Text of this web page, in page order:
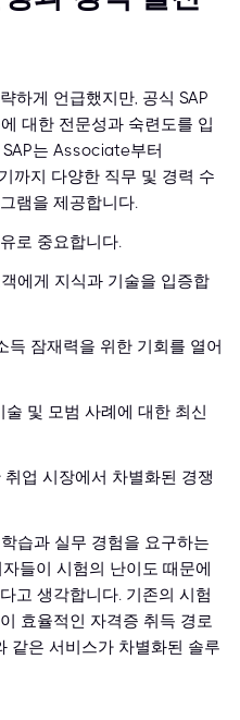
하게 언급했지만, 공식 SAP
대한 전문성과 숙련도를 입
는 Associate부터
까지 다양한 직무 및 경력 수
램을 제공합니다.
로 중요합니다.
에게 지식과 기술을 입증합
득 잠재력을 위한 기회를 열어
술 및 모범 사례에 대한 최신
업 시장에서 차별화된 경쟁
습과 실무 경험을 요구하는
들이 시험의 난이도 때문에
고 생각합니다. 기존의 시험
효율적인 자격증 취득 경로
같은 서비스가 차별화된 솔루